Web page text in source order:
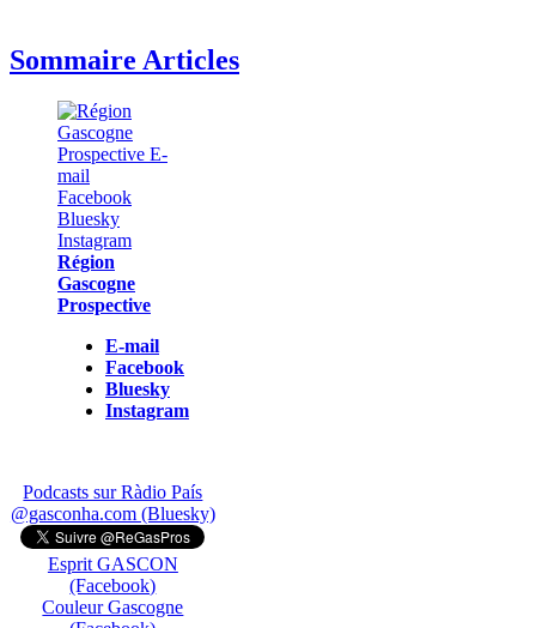
Sommaire Articles
Région
Gascogne
Prospective
E-mail
Facebook
Bluesky
Instagram
Podcasts sur Ràdio País
@gasconha.com (Bluesky)
Esprit GASCON
(Facebook)
Couleur Gascogne